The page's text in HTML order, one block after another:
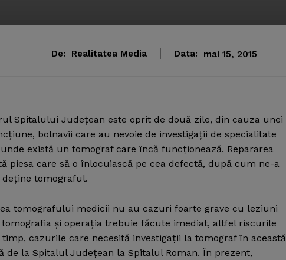
De: Realitatea Media Data: mai 15, 2015
Spitalului Judeţean este oprit de două zile, din cauza unei
bolnavii care au nevoie de investigaţii de specialitate
există un tomograf care încă funcţionează. Repararea
piesa care să o înlocuiască pe cea defectă, după cum ne-a
tomograful.
tomografului medicii nu au cazuri foarte grave cu leziuni
şi operaţia trebuie făcute imediat, altfel riscurile
cazurile care necesită investigaţii la tomograf în această
la Spitalul Judeţean la Spitalul Roman. În prezent,